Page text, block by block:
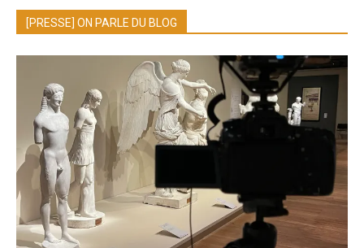
[PRESSE] ON PARLE DU BLOG